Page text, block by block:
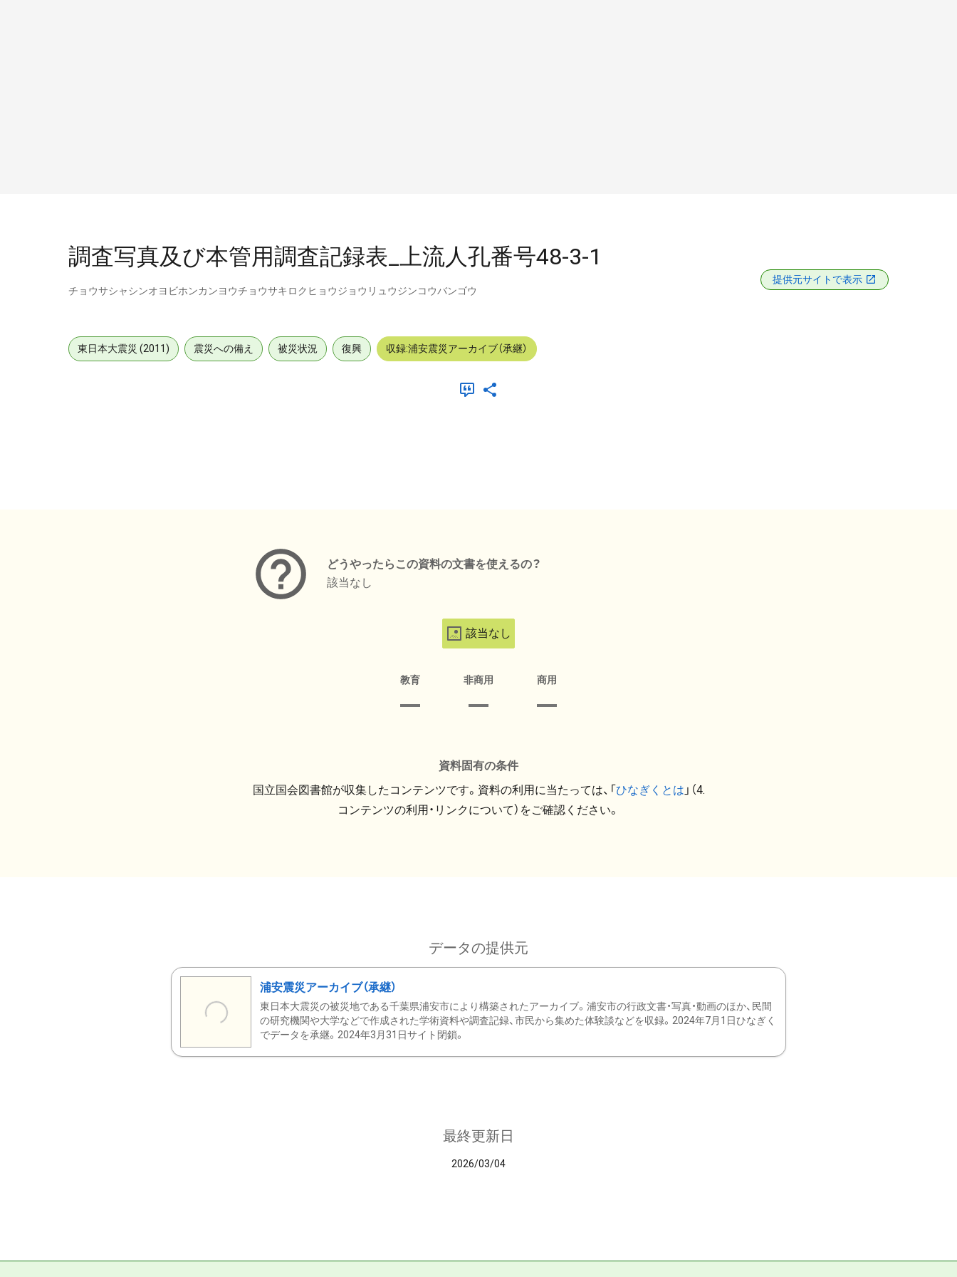
調査写真及び本管用調査記録表_上流人孔番号48-3-1
チョウサシャシンオヨビホンカンヨウチョウサキロクヒョウジョウリュウジンコウバンゴウ
提供元サイトで表示
東日本大震災 (2011) 震災への備え 被災状況 復興 収録:浦安震災アーカイブ（承継）
どうやったらこの資料の文書を使えるの？
該当なし
該当なし
教育 非商用 商用
資料固有の条件
国立国会図書館が収集したコンテンツです。資料の利用に当たっては、「ひなぎくとは 」（4.
コンテンツの利用・リンクについて）をご確認ください。
データの提供元
浦安震災アーカイブ（承継）
東日本大震災の被災地である千葉県浦安市により構築されたアーカイブ。浦安市の行政文書・写真・動画のほか、民間
の研究機関や大学などで作成された学術資料や調査記録、市民から集めた体験談などを収録。2024年7月1日ひなぎく
でデータを承継。2024年3月31日サイト閉鎖。
最終更新日
2026/03/04